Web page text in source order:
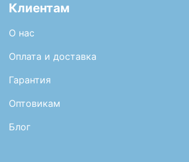
Клиентам
О нас
Оплата и доставка
Гарантия
Оптовикам
Блог